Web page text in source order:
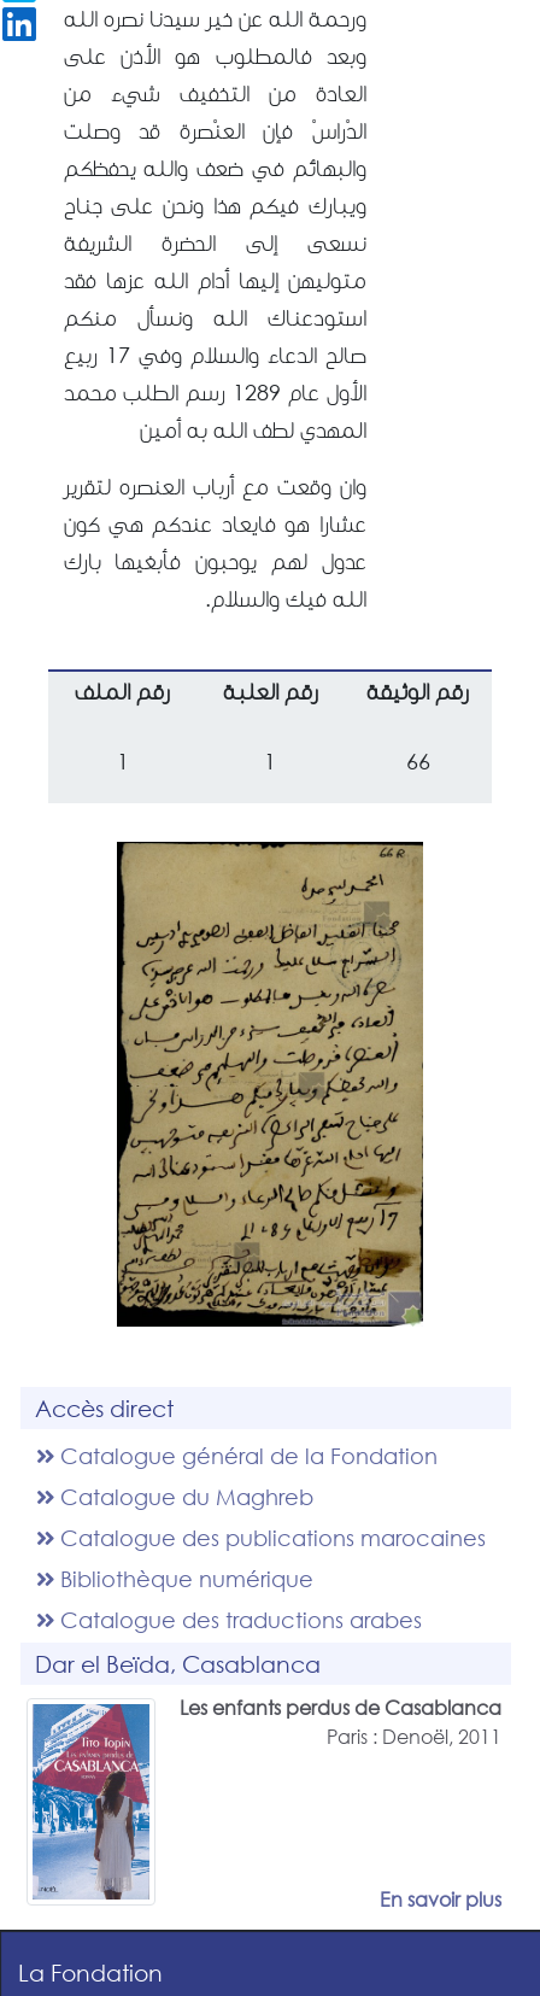
Accès direct
Catalogue général de la Fondation
Catalogue du Maghreb
Catalogue des publications marocaines
Bibliothèque numérique
Catalogue des traductions arabes
Dar el Beïda, Casablanca
Les enfants perdus de Casablanca
Paris : Denoël, 2011
En savoir plus
ورحمة الله عن خير سيدنا نصره الله
وبعد فالمطلوب هو الأذن على
العادة من التخفيف شيء من
الدْراسْ فإن العنْصرة قد وصلت
والبهائم في ضعف والله يحفظكم
ويبارك فيكم هذا ونحن على جناح
نسعى إلى الحضرة الشريفة
متوليهن إليها أدام الله عزها فقد
استودعناك الله ونسأل منكم
صالح الدعاء والسلام وفي 17 ربيع
الأول عام 1289 رسم الطلب محمد
المهدي لطف الله به أمين
وان وقعت مع أرباب العنصره لتقرير
عشارا هو فايعاد عندكم هي كون
عدول لهم يوحبون فأبغيها بارك
الله فيك والسلام.
رقم الملف رقم العلبة رقم الوثيقة
1 1 66
La Fondation